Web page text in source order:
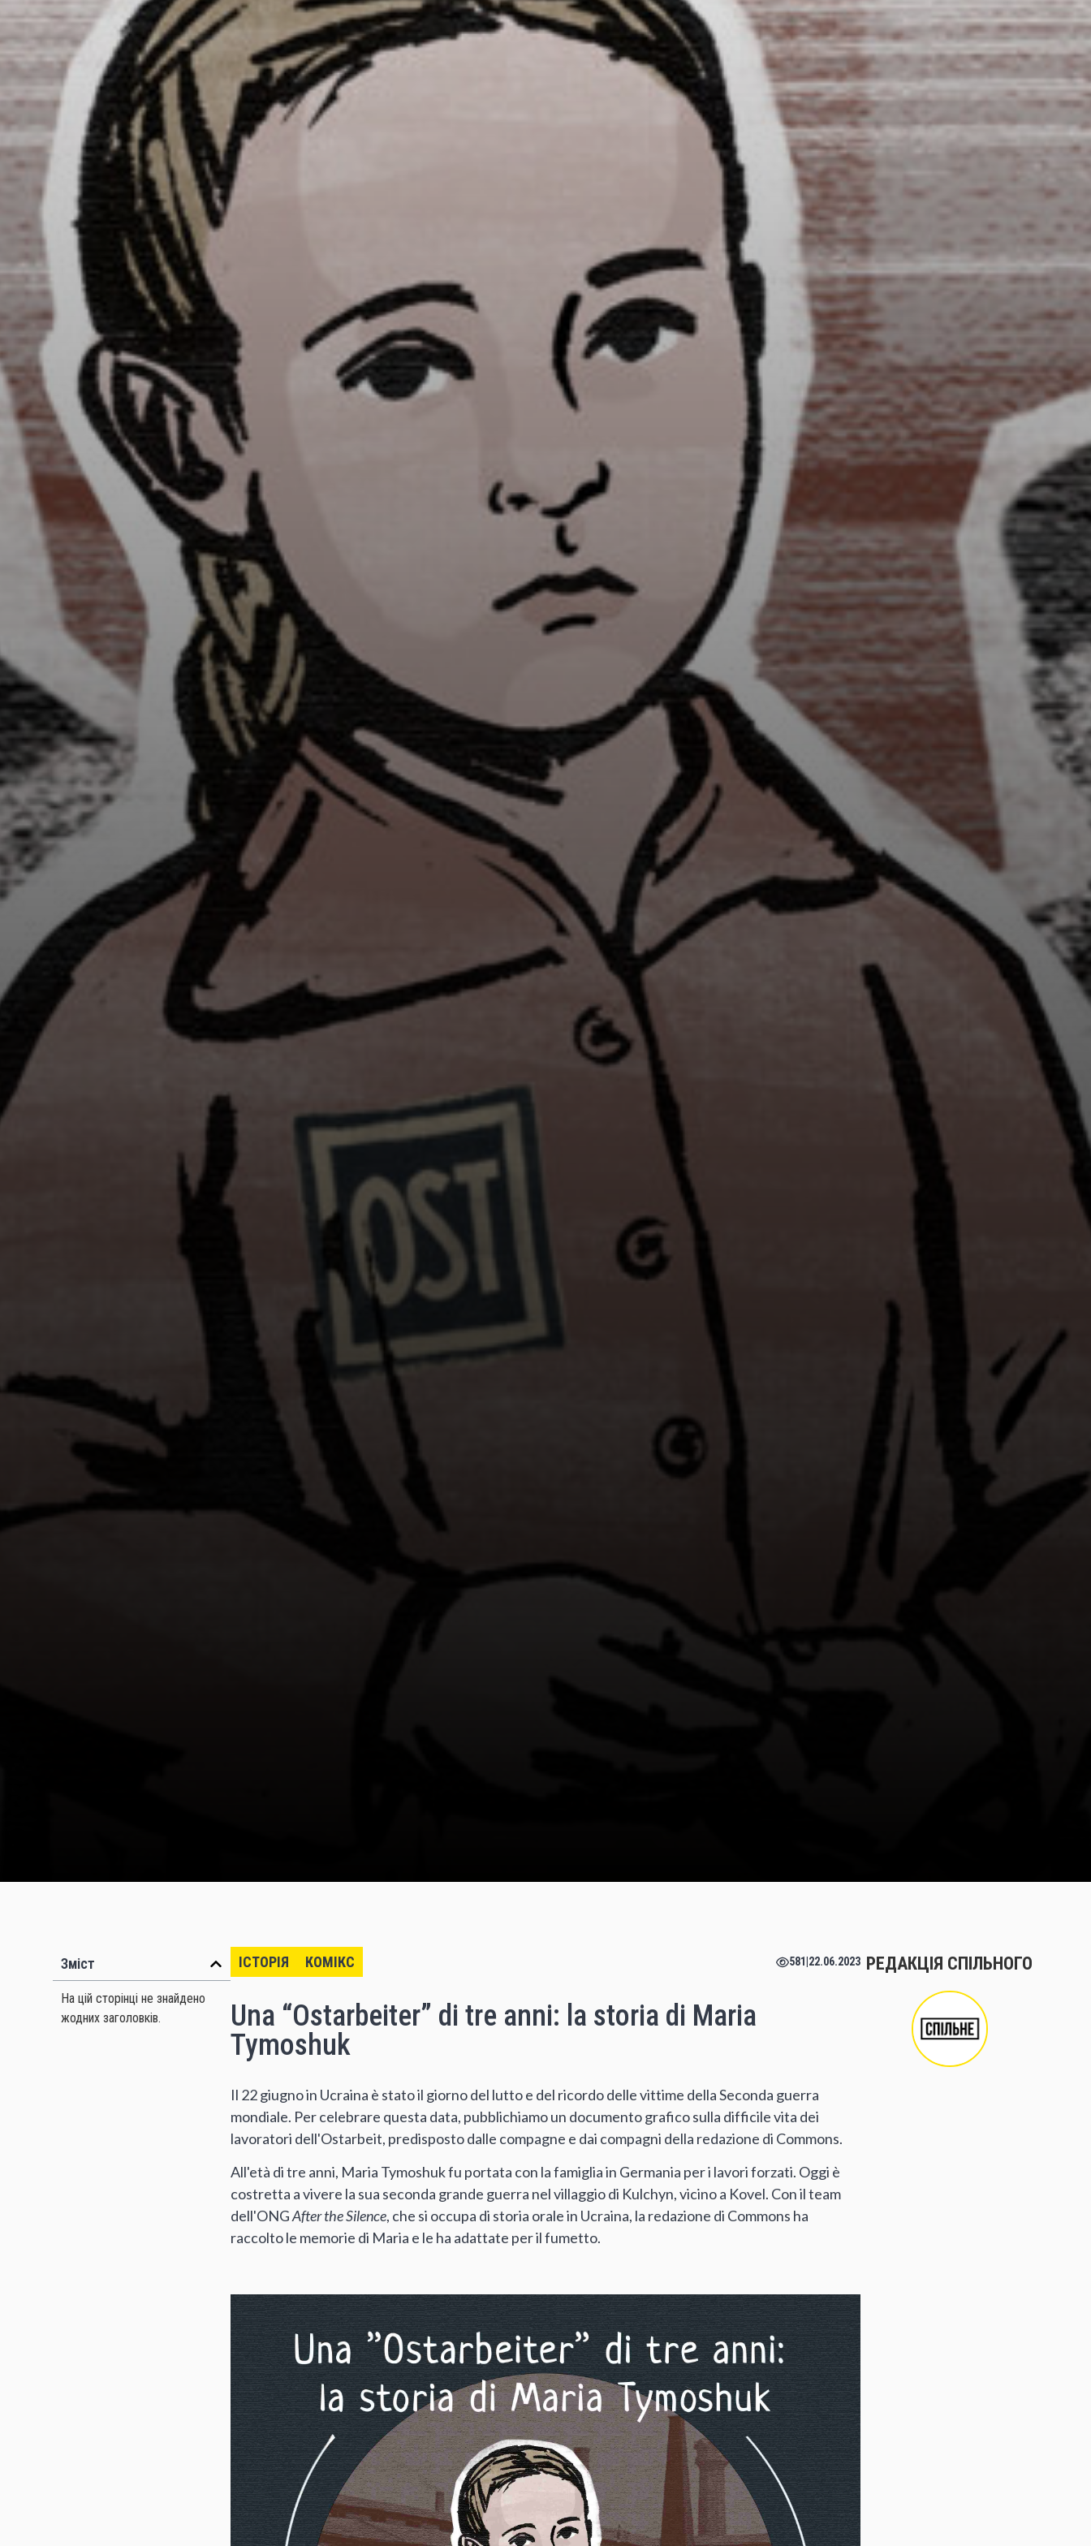
Зміст
На цій сторінці не знайдено
жодних заголовків.
ІСТОРІЯ КОМІКС 581 22.06.2023
Una “Ostarbeiter” di tre anni: la storia di Maria
Tymoshuk
Il 22 giugno in Ucraina è stato il giorno del lutto e del ricordo delle vittime della Seconda guerra
mondiale. Per celebrare questa data, pubblichiamo un documento grafico sulla difficile vita dei
lavoratori dell'Ostarbeit, predisposto dalle compagne e dai compagni della redazione di Commons.
All'età di tre anni, Maria Tymoshuk fu portata con la famiglia in Germania per i lavori forzati. Oggi è
costretta a vivere la sua seconda grande guerra nel villaggio di Kulchyn, vicino a Kovel. Con il team
dell'ONGAfter the Silence, che si occupa di storia orale in Ucraina, la redazione di Commons ha
raccolto le memorie di Maria e le ha adattate per il fumetto.
РЕДАКЦІЯ СПІЛЬНОГО